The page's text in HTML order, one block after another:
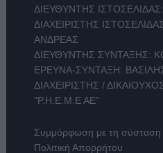
ΔΙΕΥΘΥΝΤΗΣ
ΔΙΑΧΕΙΡΙΣΤΗΣ
ΑΝΔΡΕΑΣ
ΔΙΕΥΘΥΝΤΗΣ ΣΥΝΤΑΞΗΣ:
ΕΡΕΥΝΑ-ΣΥΝΤΑΞΗ:
ΔΙΑΧΕΙΡΙΣΤΗΣ /
"Ρ.Η.Ε.Μ.Ε ΑΕ"
Συμμόρφωση με τη
Πολιτική Απορρήτου